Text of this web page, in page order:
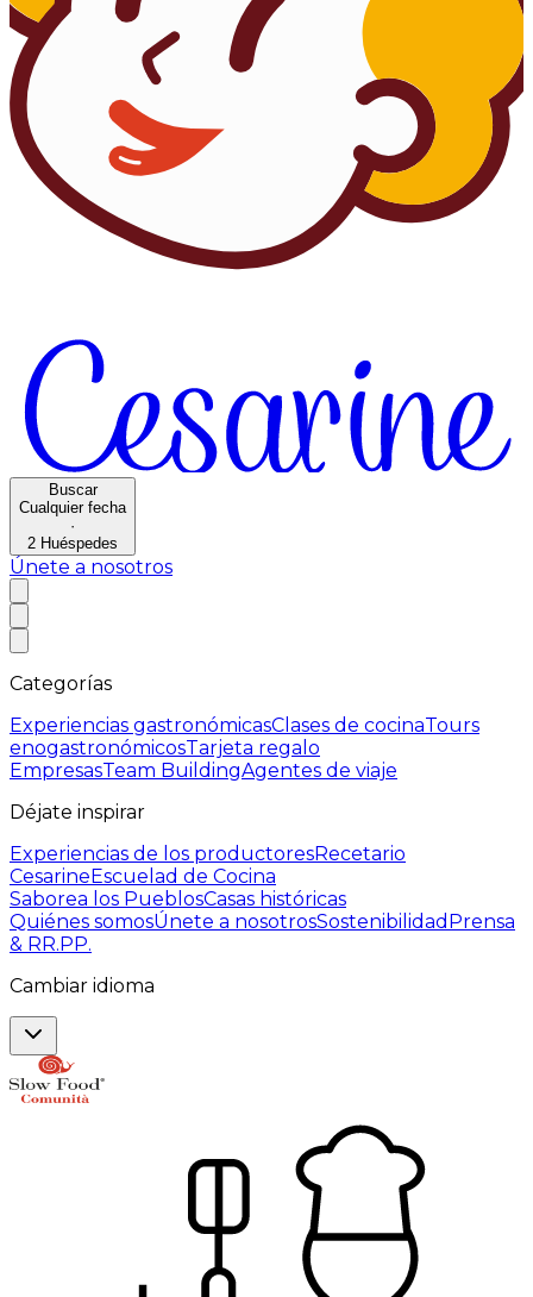
Buscar
Cualquier fecha
·
2 Huéspedes
Únete a nosotros
Categorías
Experiencias gastronómicasClases de cocinaTours
enogastronómicosTarjeta regalo
EmpresasTeam BuildingAgentes de viaje
Déjate inspirar
Experiencias de los productoresRecetario
CesarineEscuelad de Cocina
Saborea los PueblosCasas históricas
Quiénes somosÚnete a nosotrosSostenibilidad Prensa
& RR.PP.
Cambiar idioma